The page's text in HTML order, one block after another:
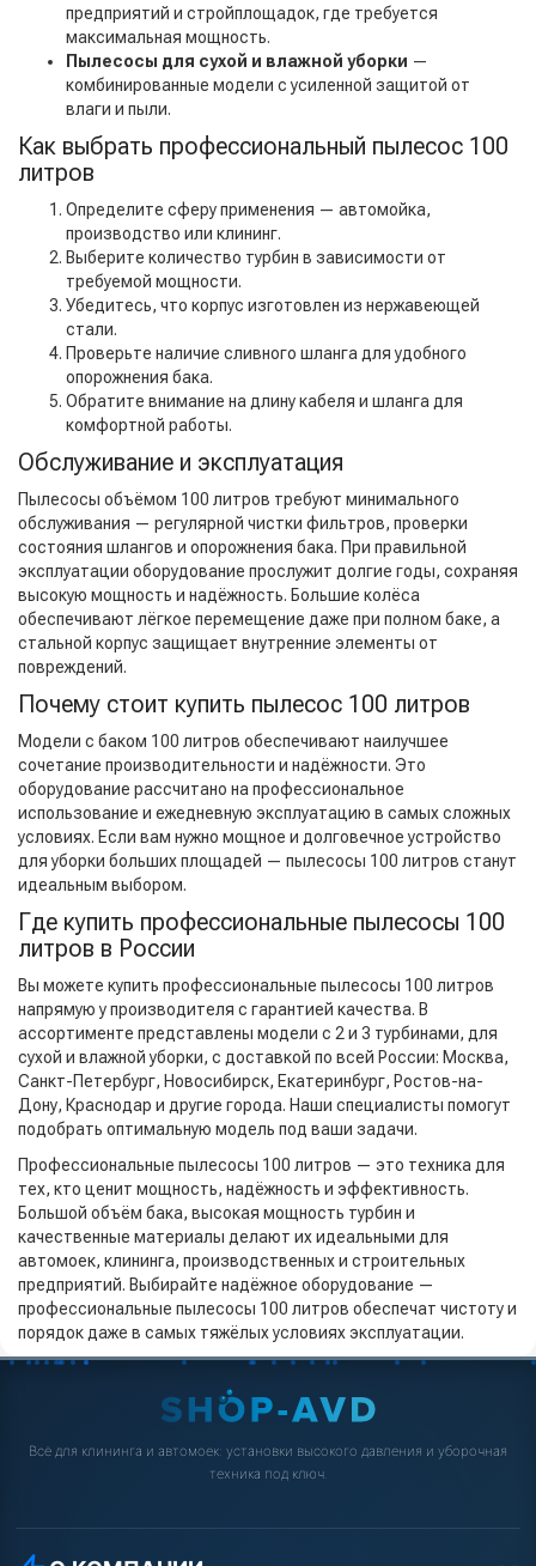
предприятий и стройплощадок, где требуется
максимальная мощность.
Пылесосы для сухой и влажной уборки —
комбинированные модели с усиленной защитой от
влаги и пыли.
Как выбрать профессиональный пылесос 100
литров
Определите сферу применения — автомойка,
производство или клининг.
Выберите количество турбин в зависимости от
требуемой мощности.
Убедитесь, что корпус изготовлен из нержавеющей
стали.
Проверьте наличие сливного шланга для удобного
опорожнения бака.
Обратите внимание на длину кабеля и шланга для
комфортной работы.
Обслуживание и эксплуатация
Пылесосы объёмом 100 литров требуют минимального
обслуживания — регулярной чистки фильтров, проверки
состояния шлангов и опорожнения бака. При правильной
эксплуатации оборудование прослужит долгие годы, сохраняя
высокую мощность и надёжность. Большие колёса
обеспечивают лёгкое перемещение даже при полном баке, а
стальной корпус защищает внутренние элементы от
повреждений.
Почему стоит купить пылесос 100 литров
Модели с баком 100 литров обеспечивают наилучшее
сочетание производительности и надёжности. Это
оборудование рассчитано на профессиональное
использование и ежедневную эксплуатацию в самых сложных
условиях. Если вам нужно мощное и долговечное устройство
для уборки больших площадей — пылесосы 100 литров станут
идеальным выбором.
Где купить профессиональные пылесосы 100
литров в России
Вы можете купить профессиональные пылесосы 100 литров
напрямую у производителя с гарантией качества. В
ассортименте представлены модели с 2 и 3 турбинами, для
сухой и влажной уборки, с доставкой по всей России: Москва,
Санкт-Петербург, Новосибирск, Екатеринбург, Ростов-на-
Дону, Краснодар и другие города. Наши специалисты помогут
подобрать оптимальную модель под ваши задачи.
Профессиональные пылесосы 100 литров — это техника для
тех, кто ценит мощность, надёжность и эффективность.
Большой объём бака, высокая мощность турбин и
качественные материалы делают их идеальными для
автомоек, клининга, производственных и строительных
предприятий. Выбирайте надёжное оборудование —
профессиональные пылесосы 100 литров обеспечат чистоту и
порядок даже в самых тяжёлых условиях эксплуатации.
Всё для клининга и автомоек: установки высокого давления и уборочная
техника под ключ.